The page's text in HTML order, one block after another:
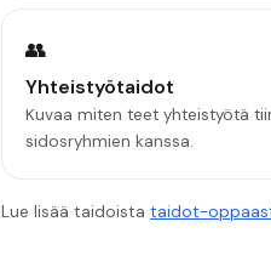
👥
Yhteistyötaidot
Kuvaa miten teet yhteistyötä
sidosryhmien kanssa.
Lue lisää taidoista taidot-